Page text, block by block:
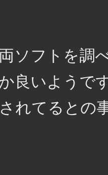
ソフトを調
良いようで
れてるとの